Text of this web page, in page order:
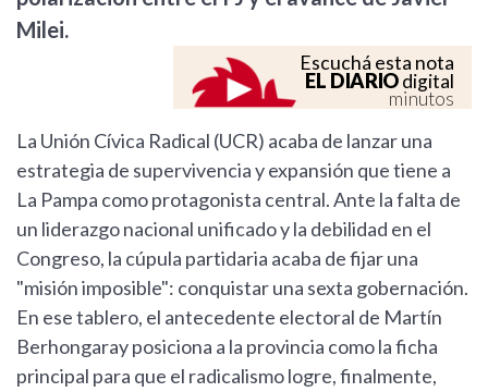
Milei.
Escuchá esta nota
EL DIARIOdigital
minutos
La Unión Cívica Radical (UCR) acaba de lanzar una
estrategia de supervivencia y expansión que tiene a
La Pampa como protagonista central. Ante la falta de
un liderazgo nacional unificado y la debilidad en el
Congreso, la cúpula partidaria acaba de fijar una
"misión imposible": conquistar una sexta gobernación.
En ese tablero, el antecedente electoral de Martín
Berhongaray posiciona a la provincia como la ficha
principal para que el radicalismo logre, finalmente,